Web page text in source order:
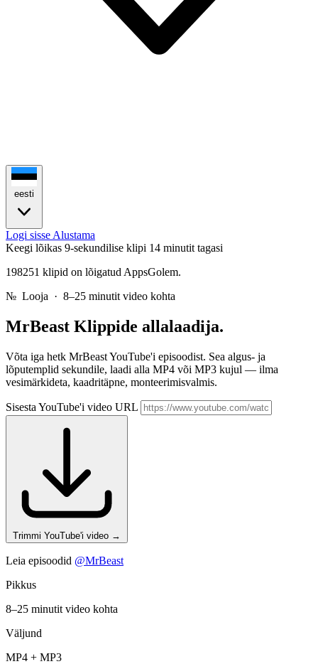
eesti
Logi sisse Alustama
Keegi lõikas 9-sekundilise klipi 14 minutit tagasi
198251 klipid on lõigatud AppsGolem.
№ Looja · 8–25 minutit video kohta
MrBeast Klippide allalaadija.
Võta iga hetk MrBeast YouTube'i episoodist. Sea algus- ja
lõputemplid sekundile, laadi alla MP4 või MP3 kujul — ilma
vesimärkideta, kaadritäpne, monteerimisvalmis.
Sisesta YouTube'i video URL
Trimmi YouTube'i video →
Leia episoodid @MrBeast
Pikkus
8–25 minutit video kohta
Väljund
MP4 + MP3